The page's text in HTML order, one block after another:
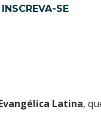
INSCREVA-SE
Latina,